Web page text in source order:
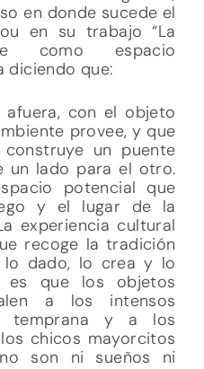
en donde sucede el
en su trabajo “La
como espacio
diciendo que:
afuera, con el objeto
provee, y que
un puente
un lado para el otro.
potencial que
y el lugar de la
experiencia cultural
recoge la tradición
lo dado, lo crea y lo
es que los objetos
a los intensos
temprana y a los
chicos mayorcitos
son ni sueños ni